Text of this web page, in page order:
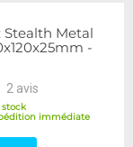
Metal
-
2 avis
stock
immédiate